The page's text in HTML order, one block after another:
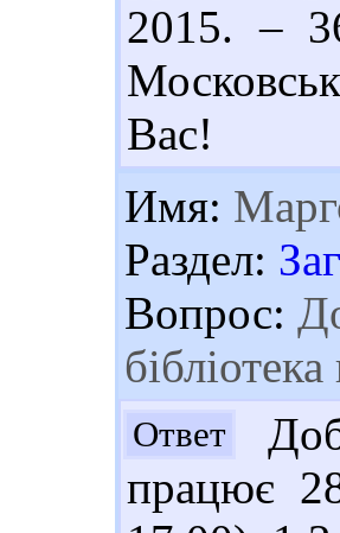
2015. –
Вас!
Имя:
Раздел:
Вопрос:
Ответ
працює